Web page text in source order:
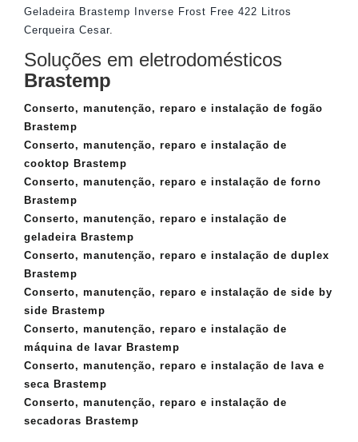
Geladeira Brastemp Inverse Frost Free 422 Litros
Cerqueira Cesar.
Soluções em eletrodomésticos
Brastemp
Conserto, manutenção, reparo e instalação de fogão
Brastemp
Conserto, manutenção, reparo e instalação de
cooktop Brastemp
Conserto, manutenção, reparo e instalação de forno
Brastemp
Conserto, manutenção, reparo e instalação de
geladeira Brastemp
Conserto, manutenção, reparo e instalação de duplex
Brastemp
Conserto, manutenção, reparo e instalação de side by
side Brastemp
Conserto, manutenção, reparo e instalação de
máquina de lavar Brastemp
Conserto, manutenção, reparo e instalação de lava e
seca Brastemp
Conserto, manutenção, reparo e instalação de
secadoras Brastemp